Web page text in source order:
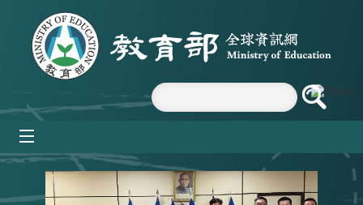
跳到主要內容區塊
:::